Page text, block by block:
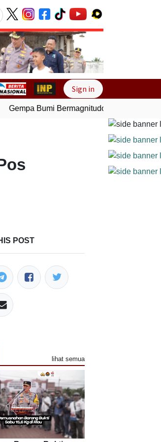
Next
Sign in
Gempa Bumi Bermagnitudo 5,1 Kembali
POST
lihat semua